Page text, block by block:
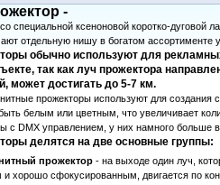
-
специальной ксеноновой коротко-дуговой
отдельную нишу в богатом ассортименте
обычно используют для
так как луч прожектора
может достигать до 5-7 км.
прожекторы используют для
белым или цветным, что увеличивает
с DMX управлением, у них намного больше
делятся на две основные группы:
прожектор - на выходе один луч,
хорошо сфокусированным, двигается по